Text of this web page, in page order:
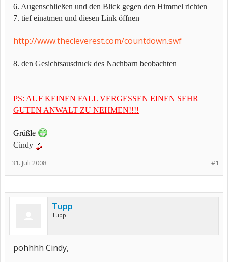
6. Augenschließen und den Blick gegen den Himmel richten
7. tief einatmen und diesen Link öffnen
http://www.thecleverest.com/countdown.swf
8. den Gesichtsausdruck des Nachbarn beobachten
PS: AUF KEINEN FALL VERGESSEN EINEN SEHR
GUTEN ANWALT ZU NEHMEN!!!!
Grüßle
Cindy
#1
31. Juli 2008
Tupp
Tupp
pohhhh Cindy,